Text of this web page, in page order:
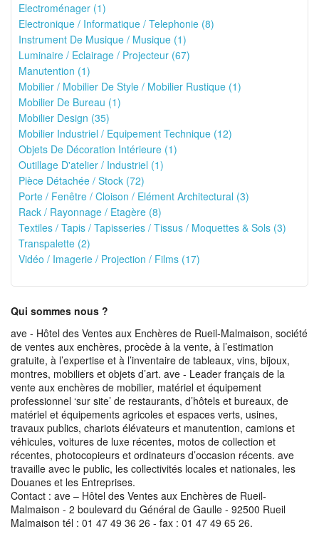
Electroménager (1)
Electronique / Informatique / Telephonie (8)
Instrument De Musique / Musique (1)
Luminaire / Eclairage / Projecteur (67)
Manutention (1)
Mobilier / Mobilier De Style / Mobilier Rustique (1)
Mobilier De Bureau (1)
Mobilier Design (35)
Mobilier Industriel / Equipement Technique (12)
Objets De Décoration Intérieure (1)
Outillage D'atelier / Industriel (1)
Pièce Détachée / Stock (72)
Porte / Fenêtre / Cloison / Elément Architectural (3)
Rack / Rayonnage / Etagère (8)
Textiles / Tapis / Tapisseries / Tissus / Moquettes & Sols (3)
Transpalette (2)
Vidéo / Imagerie / Projection / Films (17)
Qui sommes nous ?
ave - Hôtel des Ventes aux Enchères de Rueil-Malmaison, société
de ventes aux enchères, procède à la vente, à l’estimation
gratuite, à l’expertise et à l’inventaire de tableaux, vins, bijoux,
montres, mobiliers et objets d’art. ave - Leader français de la
vente aux enchères de mobilier, matériel et équipement
professionnel ‘sur site’ de restaurants, d’hôtels et bureaux, de
matériel et équipements agricoles et espaces verts, usines,
travaux publics, chariots élévateurs et manutention, camions et
véhicules, voitures de luxe récentes, motos de collection et
récentes, photocopieurs et ordinateurs d’occasion récents. ave
travaille avec le public, les collectivités locales et nationales, les
Douanes et les Entreprises.
Contact : ave – Hôtel des Ventes aux Enchères de Rueil-
Malmaison - 2 boulevard du Général de Gaulle - 92500 Rueil
Malmaison tél : 01 47 49 36 26 - fax : 01 47 49 65 26.